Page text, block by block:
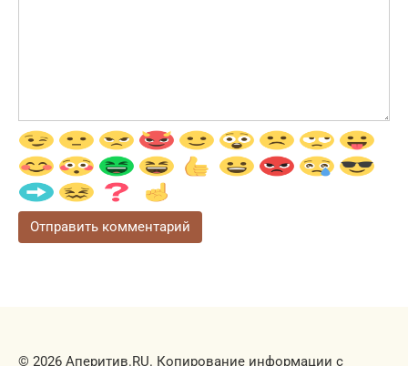
© 2026 Аперитив.RU. Копирование информации с